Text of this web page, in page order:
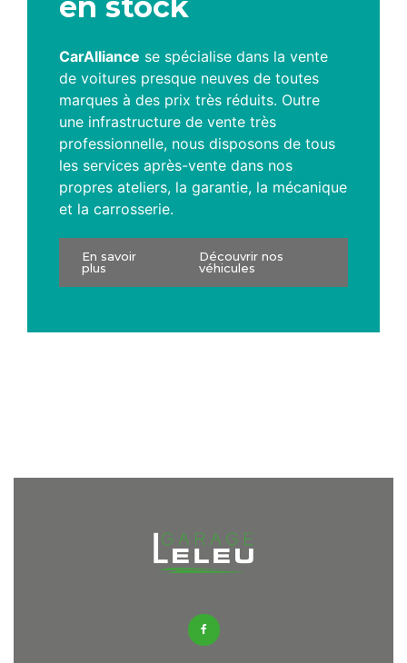
CarAlliance se spécialise dans la vente
de voitures presque neuves de toutes
marques à des prix très réduits. Outre
une infrastructure de vente très
professionnelle, nous disposons de tous
les services après-vente dans nos
propres ateliers, la garantie, la mécanique
et la carrosserie.
En savoir
plus
Découvrir nos
véhicules